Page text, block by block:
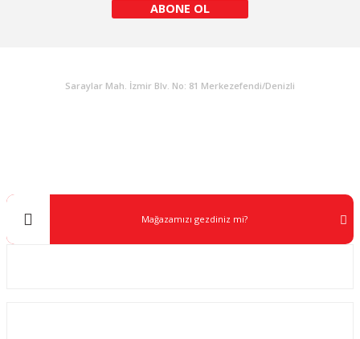
ABONE OL
Saraylar Mah. İzmir Blv. No: 81 Merkezefendi/Denizli
Mağazamızı gezdiniz mi?